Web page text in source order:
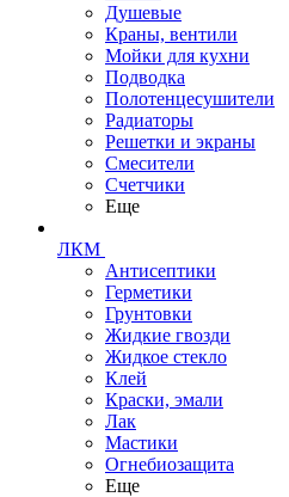
Душевые
Краны, вентили
Мойки для кухни
Подводка
Полотенцесушители
Радиаторы
Решетки и экраны
Смесители
Счетчики
Еще
ЛКМ
Антисептики
Герметики
Грунтовки
Жидкие гвозди
Жидкое стекло
Клей
Краски, эмали
Лак
Мастики
Огнебиозащита
Еще